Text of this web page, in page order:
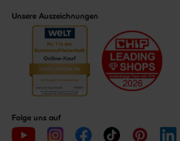
Unsere Auszeichnungen
Folge uns auf